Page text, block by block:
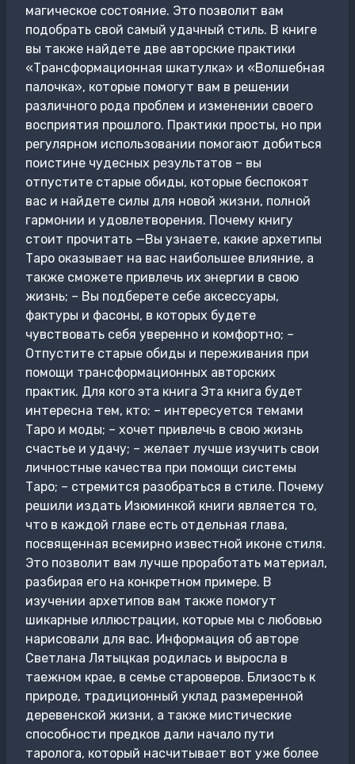
магическое состояние. Это позволит вам
подобрать свой самый удачный стиль. В книге
вы также найдете две авторские практики
«Трансформационная шкатулка» и «Волшебная
палочка», которые помогут вам в решении
различного рода проблем и изменении своего
восприятия прошлого. Практики просты, но при
регулярном использовании помогают добиться
поистине чудесных результатов – вы
отпустите старые обиды, которые беспокоят
вас и найдете силы для новой жизни, полной
гармонии и удовлетворения. Почему книгу
стоит прочитать —Вы узнаете, какие архетипы
Таро оказывает на вас наибольшее влияние, а
также сможете привлечь их энергии в свою
жизнь; – Вы подберете себе аксессуары,
фактуры и фасоны, в которых будете
чувствовать себя уверенно и комфортно; –
Отпустите старые обиды и переживания при
помощи трансформационных авторских
практик. Для кого эта книга Эта книга будет
интересна тем, кто: – интересуется темами
Таро и моды; – хочет привлечь в свою жизнь
счастье и удачу; – желает лучше изучить свои
личностные качества при помощи системы
Таро; – стремится разобраться в стиле. Почему
решили издать Изюминкой книги является то,
что в каждой главе есть отдельная глава,
посвященная всемирно известной иконе стиля.
Это позволит вам лучше проработать материал,
разбирая его на конкретном примере. В
изучении архетипов вам также помогут
шикарные иллюстрации, которые мы с любовью
нарисовали для вас. Информация об авторе
Светлана Лятыцкая родилась и выросла в
таежном крае, в семье староверов. Близость к
природе, традиционный уклад размеренной
деревенской жизни, а также мистические
способности предков дали начало пути
таролога, который насчитывает вот уже более